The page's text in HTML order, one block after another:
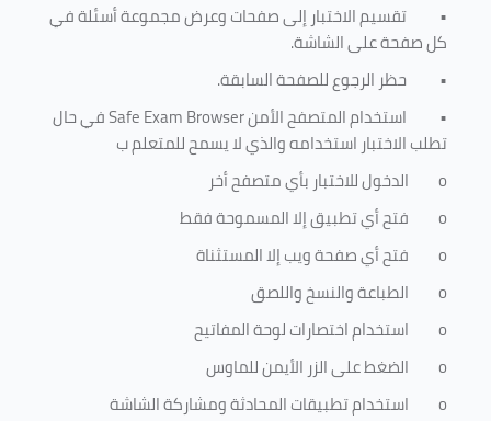
• تقسيم الاختبار إلى صفحات وعرض مجموعة أسئلة في
كل صفحة على الشاشة.
• حظر الرجوع للصفحة السابقة.
• استخدام المتصفح الأمنSafe Exam Browserفي حال
تطلب الاختبار استخدامه والذي لا يسمح للمتعلم ب
o
الدخول للاختبار بأي متصفح أخر
o
فتح أي تطبيق إلا المسموحة فقط
o
فتح أي صفحة ويب إلا المستثناة
o
الطباعة والنسخ واللصق
o
استخدام اختصارات لوحة المفاتيح
o
الضغط على الزر الأيمن للماوس
o
استخدام تطبيقات المحادثة ومشاركة الشاشة